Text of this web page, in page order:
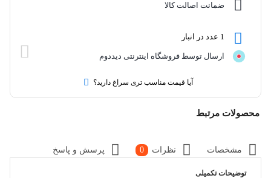
ضمانت اصالت کالا
1 عدد در انبار
ارسال توسط فروشگاه اینترنتی دیددوم
آیا قیمت مناسب تری سراغ دارید؟
محصولات مرتبط
مشخصات نظرات 0 پرسش و پاسخ
توضیحات تکمیلی